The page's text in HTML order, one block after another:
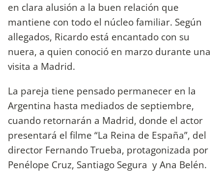
en clara alusión a la buen relación que
mantiene con todo el núcleo familiar. Según
allegados, Ricardo está encantado con su
nuera, a quien conoció en marzo durante una
visita a Madrid.
La pareja tiene pensado permanecer en la
Argentina hasta mediados de septiembre,
cuando retornarán a Madrid, donde el actor
presentará el filme “La Reina de España”, del
director Fernando Trueba, protagonizada por
Penélope Cruz, Santiago Segura y Ana Belén.